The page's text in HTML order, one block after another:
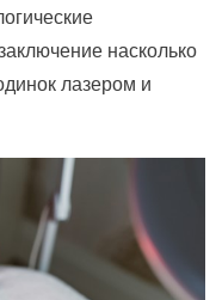
насколько
лазером и